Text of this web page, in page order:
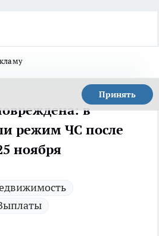
Принять
в
режим ЧС после
ноября